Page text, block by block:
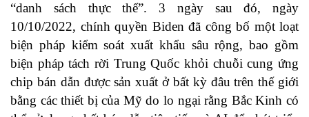
“danh sách thực thể”. 3 ngày sau đó, ngày
10/10/2022, chính quyền Biden đã công bố một loạt
biện pháp kiểm soát xuất khẩu sâu rộng, bao gồm
biện pháp tách rời Trung Quốc khỏi chuỗi cung ứng
chip bán dẫn được sản xuất ở bất kỳ đâu trên thế giới
bằng các thiết bị của Mỹ do lo ngại rằng Bắc Kinh có